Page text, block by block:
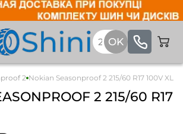
2 Nokian Seasonproof 2 215/60 R17 100V XL
2 215/60 R17